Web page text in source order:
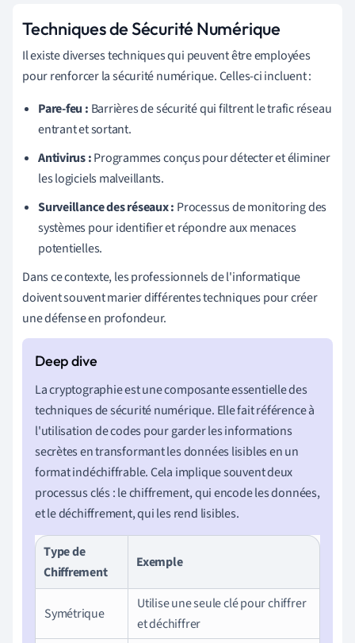
Techniques de Sécurité Numérique
Il existe diverses techniques qui peuvent être employées
pour renforcer la sécurité numérique. Celles-ci incluent :
Pare-feu : Barrières de sécurité qui filtrent le trafic réseau
entrant et sortant.
Antivirus :Programmes conçus pour détecter et éliminer
les logiciels malveillants.
Surveillance des réseaux : Processus de monitoring des
systèmes pour identifier et répondre aux menaces
potentielles.
Dans ce contexte, les professionnels de l'informatique
doivent souvent marier différentes techniques pour créer
une défense en profondeur.
La cryptographie est une composante essentielle des
techniques de sécurité numérique. Elle fait référence à
l'utilisation de codes pour garder les informations
secrètes en transformant les données lisibles en un
format indéchiffrable. Cela implique souvent deux
processus clés : le chiffrement, qui encode les données,
et le déchiffrement, qui les rend lisibles.
Type de
Chiffrement
Exemple
Symétrique
Utilise une seule clé pour chiffrer
et déchiffrer